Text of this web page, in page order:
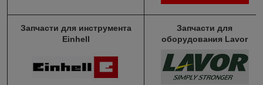
Запчасти для инструмента
Einhell
Запчасти для
оборудования Lavor